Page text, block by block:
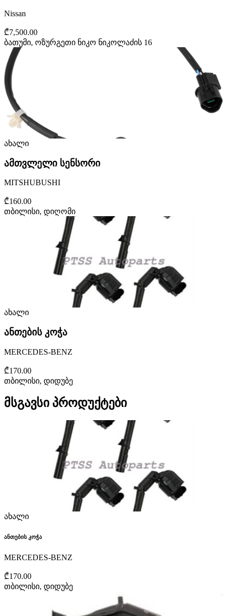
Nissan
₾7,500.00
ბათუმი, ოზურგეთი ნიკო ნიკოლაძის 16
ახალი
ამთვლელი სენსორი
MITSHUBUSHI
₾160.00
თბილისი, დიღომი
ახალი
ანთების კოჭა
MERCEDES-BENZ
₾170.00
თბილისი, დიდუბე
მსგავსი პროდუქტები
ახალი
ანთების კოჭა
MERCEDES-BENZ
₾170.00
თბილისი, დიდუბე